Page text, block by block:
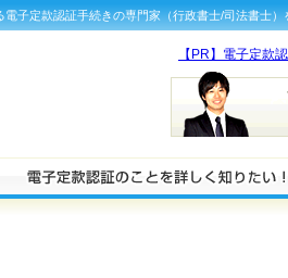
子定款認証手続きの専門家（行政書士/司法書士）
【PR】電子定款